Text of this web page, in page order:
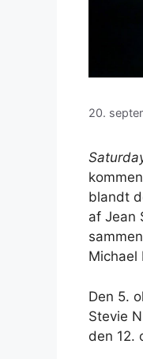
20.
blandt
af Jean
Michael
Den 5.
Stevie
den 12.